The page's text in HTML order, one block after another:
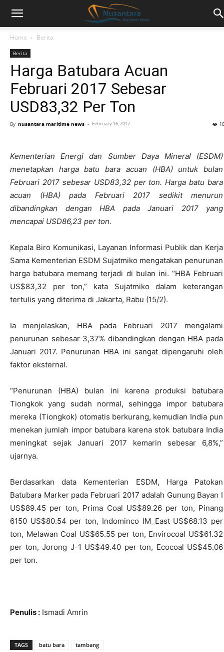
Home Berita
Berita
Harga Batubara Acuan
Februari 2017 Sebesar
USD83,32 Per Ton
By nusantara maritime news - February 16, 2017
Kementerian Energi dan Sumber Daya Mineral (ESDM)
menetapkan harga batu bara acuan (HBA) untuk bulan
Februari 2017 sebesar USD83,32 per ton. Harga batu bara
acuan (HBA) pada Februari 2017 sedikit menurun
dibandingkan dengan HBA pada Januari 2017 yang
mencapai USD86,23 per ton.
Kepala Biro Komunikasi, Layanan Informasi Publik dan Kerja
Sama Kementerian ESDM Sujatmiko mengatakan penurunan
harga batubara memang terjadi di bulan ini. “HBA Februari
US$83,32 per ton,” kata Sujatmiko dalam keterangan
tertulis yang diterima di Jakarta, Rabu (15/2).
Ia menjelaskan, HBA pada Februari 2017 mengalami
penurunan sebesar 3,37% dibandingkan dengan HBA pada
Januari 2017. Penurunan HBA ini sangat dipengaruhi oleh
faktor eksternal.
“Penurunan (HBA) bulan ini karena produksi batubara
Tiongkok yang sudah normal, sehingga impor batubara
mereka (Tiongkok) otomatis berkurang, kemudian India pun
menekan jumlah impor batubara karena stok batubara India
meningkat sejak Januari 2017 kemarin sebesar 6,8%,”
ujarnya.
Berdasarkan data Kementerian ESDM, Harga Patokan
Batubara Marker pada Februari 2017 adalah Gunung Bayan I
US$89.45 per ton, Prima Coal US$89.26 per ton, Pinang
6150 US$80.54 per ton, Indominco IM_East US$68.13 per
ton, Melawan Coal US$65.55 per ton, Envirocoal US$61.32
per ton, Jorong J-1 US$49.40 per ton, Ecocoal US$45.06
per ton.
Penulis : Ismadi Amrin
TAGS batu bara tambang